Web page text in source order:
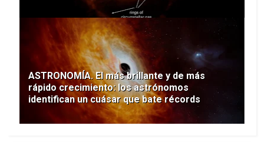
ASTRONOMÍA. El más brillante y de más
rápido crecimiento: los astrónomos
identifican un cuásar que bate récords